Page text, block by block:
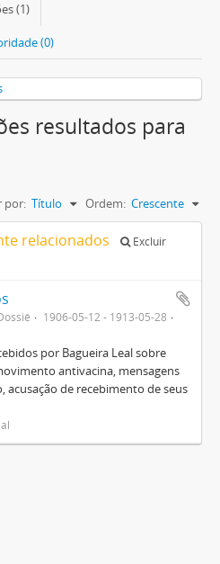
(1)
(0)
resultados para
por: Título Ordem: Crescente
relacionados
Excluir
1906-05-12 - 1913-05-28
por Bagueira Leal sobre
antivacina, mensagens
acusação de recebimento de seus